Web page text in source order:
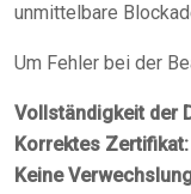
unmittelbare
Um Fehler bei der
Vollständigkeit der
Korrektes Zertifikat:
Keine